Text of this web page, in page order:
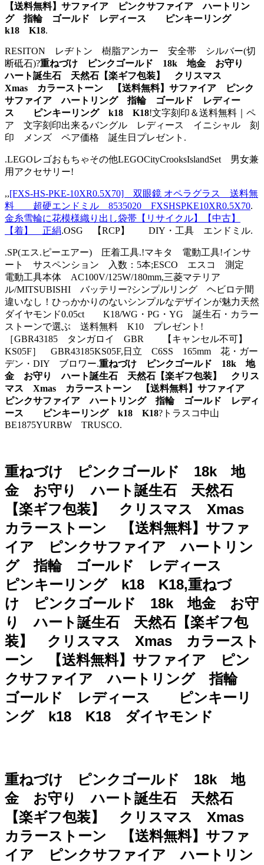
【送料無料】サファイア ピンクサファイア ハートリン
グ 指輪 ゴールド レディース ピンキーリング
k18 K18.
RESITON レヂトン 樹脂アンカー 安全帯 シルバー(切
断砥石)?重ねづけ ピンクゴールド 18k 地金 お守り
ハート誕生石 天然石【楽ギフ包装】 クリスマス
Xmas カラーストーン 【送料無料】サファイア ピンク
サファイア ハートリング 指輪 ゴールド レディー
ス ピンキーリング k18 K18!文字刻印＆送料無料｜ペ
ア 文字刻印出来るバングル レディース イニシャル 刻
印 メンズ ペア価格 誕生日プレゼント.
.LEGOレゴおもちゃその他LEGOCityCrooksIslandSet 男女兼
用アクセサリー!
,,[FXS-HS-PKE-10XR0.5X70] 双眼鏡 オペラグラス 送料無
料 超硬エンドミル 8535020 FXSHSPKE10XR0.5X70.
金糸雪輪に花模様織り出し袋帯【リサイクル】【中古】
【着】 正絹.OSG 【RCP】 DIY・工具 エンドミル.
.SP(エス.ピーエアー) 圧着工具.!マキタ 電動工具!インサ
ート サスペンション 入数：5本;ESCO エスコ 測定
電動工具本体 AC100V/125W/180mm,三菱マテリア
ル/MITSUBISHI バッテリー?シンプルリング ヘビロテ間
違いなし！ひっかかりのないシンプルなデザインが魅力天然
ダイヤモンド0.05ct K18/WG・PG・YG 誕生石・カラー
ストーンで選ぶ 送料無料 K10 プレゼント!
［GBR43185 タンガロイ GBR 【キャンセル不可】
KS05F］ GBR43185KS05F,日立 C6SS 165mm 花・ガー
デン・DIY ブロワー.重ねづけ ピンクゴールド 18k 地
金 お守り ハート誕生石 天然石【楽ギフ包装】 クリス
マス Xmas カラーストーン 【送料無料】サファイア
ピンクサファイア ハートリング 指輪 ゴールド レディ
ース ピンキーリング k18 K18?トラスコ中山
BE1875YURBW TRUSCO.
重ねづけ ピンクゴールド 18k 地
金 お守り ハート誕生石 天然石
【楽ギフ包装】 クリスマス Xmas
カラーストーン 【送料無料】サファ
イア ピンクサファイア ハートリン
グ 指輪 ゴールド レディース
ピンキーリング k18 K18,重ねづ
け ピンクゴールド 18k 地金 お守
り ハート誕生石 天然石【楽ギフ包
装】 クリスマス Xmas カラースト
ーン 【送料無料】サファイア ピン
クサファイア ハートリング 指輪
ゴールド レディース ピンキーリ
ング k18 K18 ダイヤモンド
重ねづけ ピンクゴールド 18k 地
金 お守り ハート誕生石 天然石
【楽ギフ包装】 クリスマス Xmas
カラーストーン 【送料無料】サファ
イア ピンクサファイア ハートリン